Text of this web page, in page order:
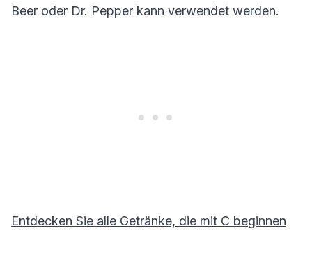
Beer oder Dr. Pepper kann verwendet werden.
Entdecken Sie alle Getränke, die mit C beginnen